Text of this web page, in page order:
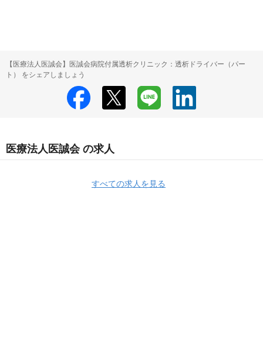
【医療法人医誠会】医誠会病院付属透析クリニック：透析ドライバー（パー
ト） をシェアしましょう
医療法人医誠会 の求人
すべての求人を見る